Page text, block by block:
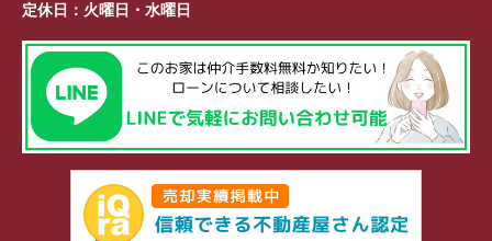
定休日： 火曜日・水曜日